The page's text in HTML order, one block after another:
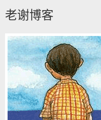
老谢博客